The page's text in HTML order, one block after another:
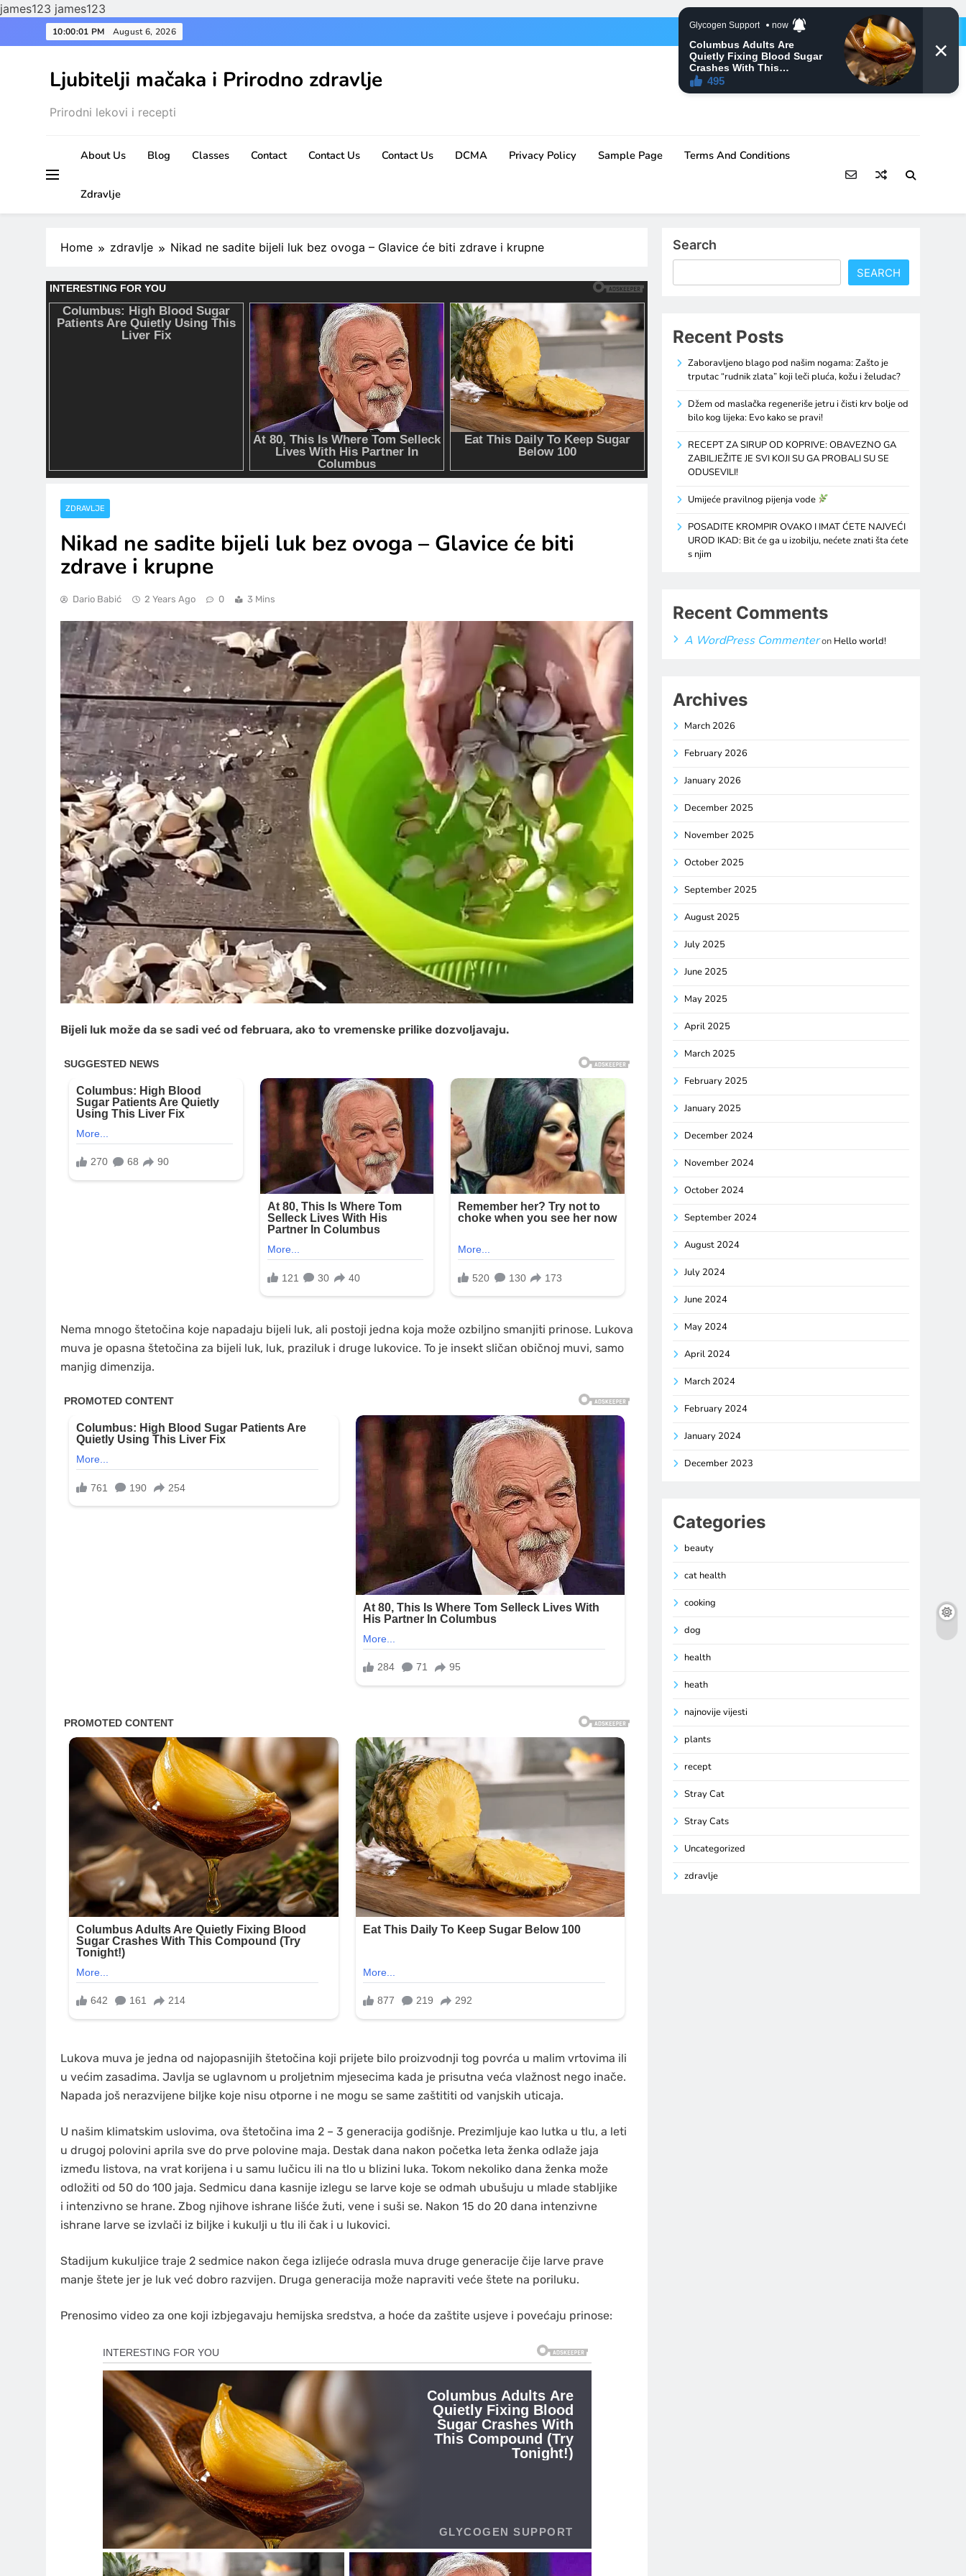
james123 james123
to
10:00:03 PM August 6, 2026
Ljubitelji mačaka i Prirodno zdravlje
Prirodni lekovi i recepti
About Us Blog Classes Contact Contact Us Contact Us DCMA Privacy Policy Sample Page Terms And Conditions
Zdravlje
Home zdravlje Nikad ne sadite bijeli luk bez ovoga – Glavice će biti zdrave i krupne
ZDRAVLJE
Nikad ne sadite bijeli luk bez ovoga – Glavice će biti
zdrave i krupne
Dario Babić 2 Years Ago 0 3 Mins
Bijeli luk može da se sadi već od februara, ako to vremenske prilike dozvoljavaju.
Nema mnogo štetočina koje napadaju bijeli luk, ali postoji jedna koja može ozbiljno smanjiti prinose. Lukova
muva je opasna štetočina za bijeli luk, luk, praziluk i druge lukovice. To je insekt sličan običnoj muvi, samo
manjig dimenzija.
Lukova muva je jedna od najopasnijih štetočina koji prijete bilo proizvodnji tog povrća u malim vrtovima ili
u većim zasadima. Javlja se uglavnom u proljetnim mjesecima kada je prisutna veća vlažnost nego inače.
Napada još nerazvijene biljke koje nisu otporne i ne mogu se same zaštititi od vanjskih uticaja.
U našim klimatskim uslovima, ova štetočina ima 2 – 3 generacija godišnje. Prezimljuje kao lutka u tlu, a leti
u drugoj polovini aprila sve do prve polovine maja. Destak dana nakon početka leta ženka odlaže jaja
između listova, na vrat korijena i u samu lučicu ili na tlo u blizini luka. Tokom nekoliko dana ženka može
odložiti od 50 do 100 jaja. Sedmicu dana kasnije izlegu se larve koje se odmah ubušuju u mlade stabljike
i intenzivno se hrane. Zbog njihove ishrane lišće žuti, vene i suši se. Nakon 15 do 20 dana intenzivne
ishrane larve se izvlači iz biljke i kukulji u tlu ili čak i u lukovici.
Stadijum kukuljice traje 2 sedmice nakon čega izlijeće odrasla muva druge generacije čije larve prave
manje štete jer je luk već dobro razvijen. Druga generacija može napraviti veće štete na poriluku.
Prenosimo video za one koji izbjegavaju hemijska sredstva, a hoće da zaštite usjeve i povećaju prinose:
Search
SEARCH
Recent Posts
Zaboravljeno blago pod našim nogama: Zašto je
trputac “rudnik zlata” koji leči pluća, kožu i želudac?
Džem od maslačka regeneriše jetru i čisti krv bolje od
bilo kog lijeka: Evo kako se pravi!
RECEPT ZA SIRUP OD KOPRIVE: OBAVEZNO GA
ZABILJEŽITE JE SVI KOJI SU GA PROBALI SU SE
ODUSEVILI!
Umijeće pravilnog pijenja vode
POSADITE KROMPIR OVAKO I IMAT ĆETE NAJVEĆI
UROD IKAD: Bit će ga u izobilju, nećete znati šta ćete
s njim
Recent Comments
A WordPress Commenteron Hello world!
Archives
March 2026
February 2026
January 2026
December 2025
November 2025
October 2025
September 2025
August 2025
July 2025
June 2025
May 2025
April 2025
March 2025
February 2025
January 2025
December 2024
November 2024
October 2024
September 2024
August 2024
July 2024
June 2024
May 2024
April 2024
March 2024
February 2024
January 2024
December 2023
Categories
beauty
cat health
cooking
dog
health
heath
najnovije vijesti
plants
recept
Stray Cat
Stray Cats
Uncategorized
zdravlje